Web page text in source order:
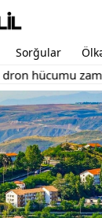
Sorğular
zamanı 12